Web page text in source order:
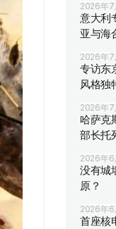
2026年7
意大利
亚与海
2026年7
专访东
风格独
2026年7
哈萨克
部长托
2026年6
没有城
原？
2026年
首座核